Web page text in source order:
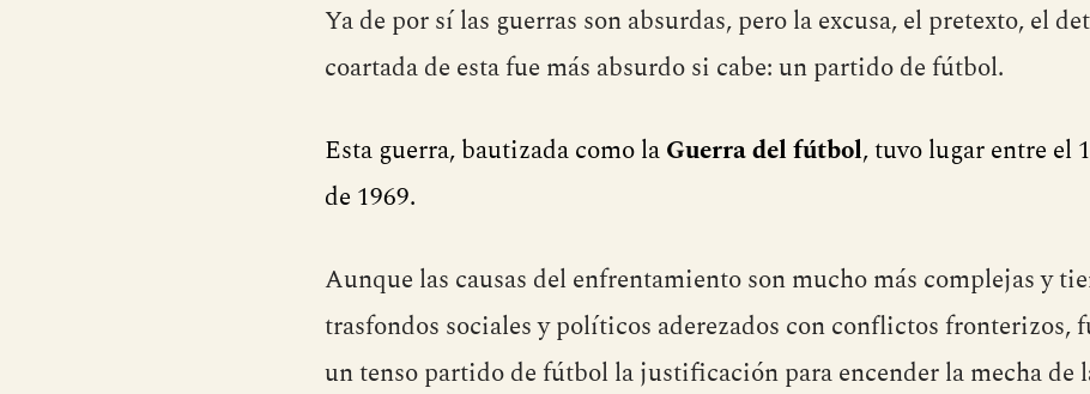
Ya de por sí las guerras son absurdas, pero la excusa, el pretexto, el
coartada de esta fue más absurdo si cabe: un partido de fútbol.
Esta guerra, bautizada como laGuerra del fútbol, tuvo lugar entre el
de 1969.
Aunque las causas del enfrentamiento son mucho más complejas y
trasfondos sociales y políticos aderezados con conflictos fronterizos,
un tenso partido de fútbol la justificación para encender la mecha de